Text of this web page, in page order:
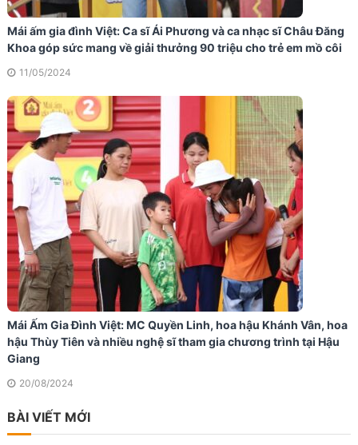
Mái ấm gia đình Việt: Ca sĩ Ái Phương và ca nhạc sĩ Châu Đăng
Khoa góp sức mang về giải thưởng 90 triệu cho trẻ em mồ côi
11/05/2024
Mái Ấm Gia Đình Việt: MC Quyền Linh, hoa hậu Khánh Vân, hoa
hậu Thùy Tiên và nhiều nghệ sĩ tham gia chương trình tại Hậu
Giang
20/08/2024
BÀI VIẾT MỚI